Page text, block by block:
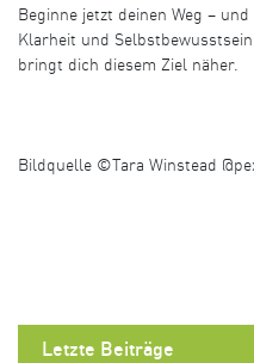
Beginne jetzt deinen Weg –
Klarheit und
bringt dich diesem Ziel näher.
Bildquelle ©Tara Winstead
Letzte Beiträge